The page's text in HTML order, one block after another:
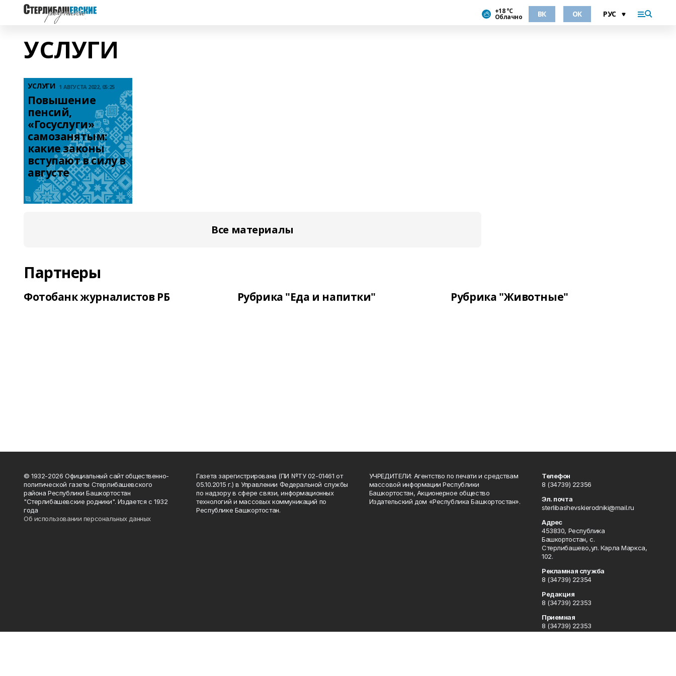
+18 °С
Облачно ВК ОК
УСЛУГИ
УСЛУГИ 1 АВГУСТА 2022, 05:25
Повышение
пенсий,
«Госуслуги»
самозанятым:
какие законы
вступают в силу в
августе
Все материалы
Партнеры
Фотобанк журналистов РБ Рубрика "Еда и напитки" Рубрика "Животные"
© 1932-2026 Официальный сайт общественно-
политической газеты Стерлибашевского
района Республики Башкортостан
"Стерлибашевские родники". Издается с 1932
года
Об использовании персональных данных
Газета зарегистрирована (ПИ №ТУ 02-01461 от
05.10.2015 г.) в Управлении Федеральной службы
по надзору в сфере связи, информационных
технологий и массовых коммуникаций по
Республике Башкортостан.
УЧРЕДИТЕЛИ: Агентство по печати и средствам
массовой информации Республики
Башкортостан, Акционерное общество
Издательский дом «Республика Башкортостан».
Телефон
8 (34739) 22356
Эл. почта
sterlibashevskierodniki@mail.ru
Адрес
453830, Республика
Башкортостан, c.
Стерлибашево,ул. Карла Маркса,
102.
Рекламная служба
8 (34739) 22354
Редакция
8 (34739) 22353
Приемная
8 (34739) 22353